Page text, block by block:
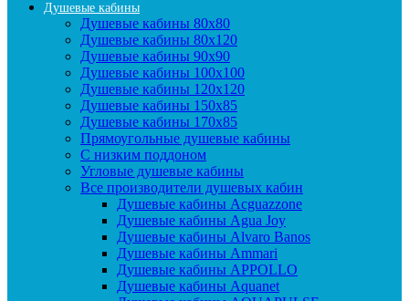
Душевые кабины
Душевые кабины 80x80
Душевые кабины 80x120
Душевые кабины 90х90
Душевые кабины 100x100
Душевые кабины 120x120
Душевые кабины 150x85
Душевые кабины 170x85
Прямоугольные душевые кабины
С низким поддоном
Угловые душевые кабины
Все производители душевых кабин
Душевые кабины Acguazzone
Душевые кабины Agua Joy
Душевые кабины Alvaro Banos
Душевые кабины Ammari
Душевые кабины APPOLLO
Душевые кабины Aquanet